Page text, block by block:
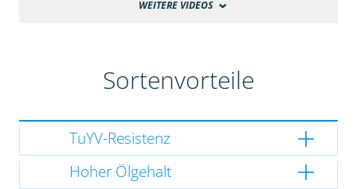
WEITERE VIDEOS
Sortenvorteile
TuYV-Resistenz
Hoher Ölgehalt